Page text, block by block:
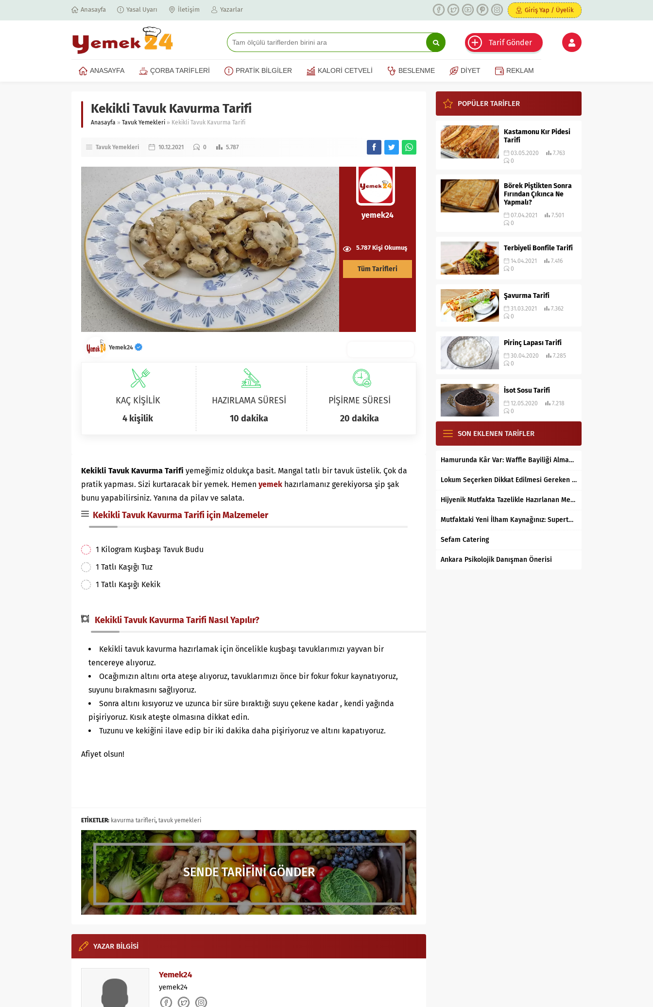
Anasayfa Yasal Uyarı İletişim Yazarlar Giriş Yap / Üyelik
Tarif Gönder
ANASAYFA ÇORBA TARİFLERİ PRATİK BİLGİLER KALORİ CETVELİ BESLENME DİYET REKLAM
Kekikli Tavuk Kavurma Tarifi
Anasayfa » Tavuk Yemekleri » Kekikli Tavuk Kavurma Tarifi
Tavuk Yemekleri 10.12.2021 0 5.787
yemek24
5.787 Kişi Okumuş
Tüm Tarifleri
Yemek24
KAÇ KİŞİLİK
4 kişilik
HAZIRLAMA SÜRESİ
10 dakika
PİŞİRME SÜRESİ
20 dakika
Kekikli Tavuk Kavurma Tarifi yemeğimiz oldukça basit. Mangal tatlı bir tavuk üstelik. Çok da
pratik yapması. Sizi kurtaracak bir yemek. Hemen yemek hazırlamanız gerekiyorsa şip şak
bunu yapabilirsiniz. Yanına da pilav ve salata.
Kekikli Tavuk Kavurma Tarifi için Malzemeler
1 Kilogram Kuşbaşı Tavuk Budu
1 Tatlı Kaşığı Tuz
1 Tatlı Kaşığı Kekik
Kekikli Tavuk Kavurma Tarifi Nasıl Yapılır?
Kekikli tavuk kavurma hazırlamak için öncelikle kuşbaşı tavuklarımızı yayvan bir
tencereye alıyoruz.
Ocağımızın altını orta ateşe alıyoruz, tavuklarımızı önce bir fokur fokur kaynatıyoruz,
suyunu bırakmasını sağlıyoruz.
Sonra altını kısıyoruz ve uzunca bir süre bıraktığı suyu çekene kadar , kendi yağında
pişiriyoruz. Kısık ateşte olmasına dikkat edin.
Tuzunu ve kekiğini ilave edip bir iki dakika daha pişiriyoruz ve altını kapatıyoruz.
Afiyet olsun!
ETİKETLER: kavurma tarifleri, tavuk yemekleri
SENDE TARİFİNİ GÖNDER
YAZAR BİLGİSİ
Yemek24
yemek24
POPÜLER TARİFLER
Kastamonu Kır Pidesi
Tarifi
03.05.2020
7.763
0
Börek Piştikten Sonra
Fırından Çıkınca Ne
Yapmalı?
07.04.2021
7.501
0
Terbiyeli Bonfile Tarifi
14.04.2021
7.416
0
Şavurma Tarifi
31.03.2021
7.362
0
Pirinç Lapası Tarifi
30.04.2020
7.285
0
İsot Sosu Tarifi
12.05.2020
7.218
0
SON EKLENEN TARİFLER
Hamurunda Kâr Var: Waffle Bayiliği Almak Mantıklı mı?
Lokum Seçerken Dikkat Edilmesi Gereken 7 Temel Kriter
Hijyenik Mutfakta Tazelikle Hazırlanan Mersin Tantunisi
Mutfaktaki Yeni İlham Kaynağınız: Supertarifler.com ile Tanışın
Sefam Catering
Ankara Psikolojik Danışman Önerisi